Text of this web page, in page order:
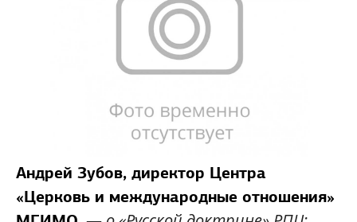
Андрей Зубов, директор Центра
«Церковь и международные отношения»